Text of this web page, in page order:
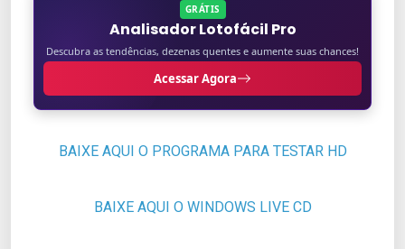
GRÁTIS
Analisador Lotofácil Pro
Descubra as tendências, dezenas quentes e aumente suas chances!
Acessar Agora
BAIXE AQUI O PROGRAMA PARA TESTAR HD
BAIXE AQUI O WINDOWS LIVE CD